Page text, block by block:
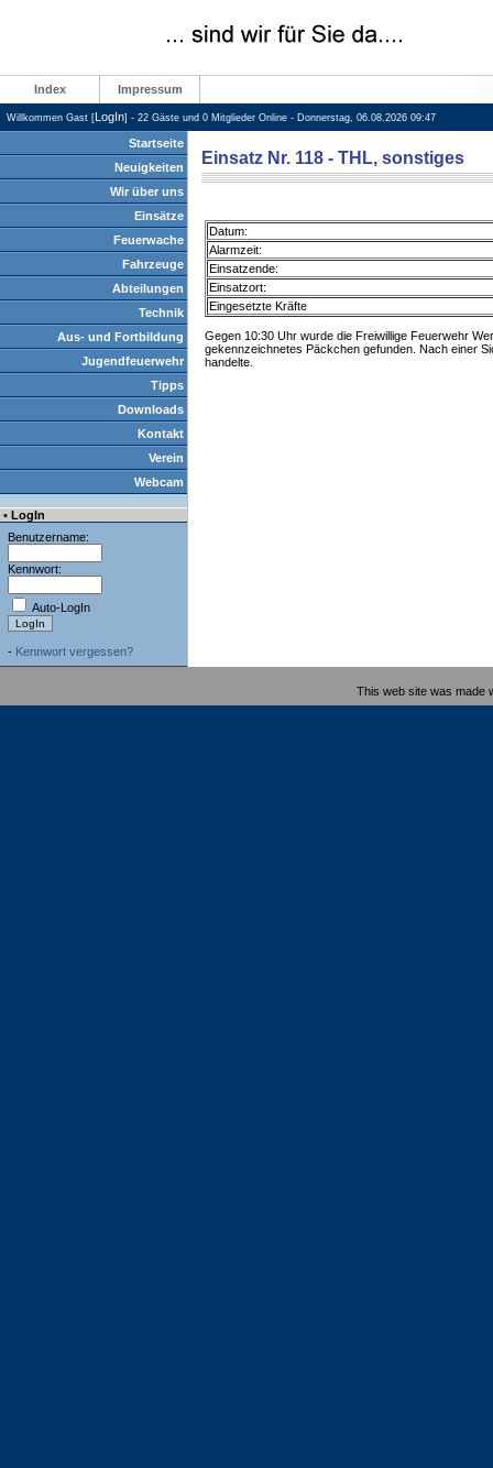
Index Impressum
Willkommen Gast [LogIn] - 22 Gäste und 0 Mitglieder Online - Donnerstag, 06.08.2026 09:47
Startseite
Neuigkeiten
Wir über uns
Einsätze
Feuerwache
Fahrzeuge
Abteilungen
Technik
Aus- und Fortbildung
Jugendfeuerwehr
Tipps
Downloads
Kontakt
Verein
Webcam
• LogIn
Benutzername:
Kennwort:
Auto-LogIn
- Kennwort vergessen?
Einsatz Nr. 118 - THL, sonstiges
Datum:
Alarmzeit:
Einsatzende:
Einsatzort:
Eingesetzte Kräfte
Gegen 10:30 Uhr wurde die Freiwillige Feuerwehr
gekennzeichnetes Päckchen gefunden. Nach einer
handelte.
This web site was made